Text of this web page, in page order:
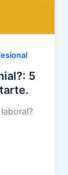
5